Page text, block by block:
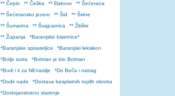
** Čepin
** Češka ** Đakovo
** Šećerana
** Šećeransko jezero
** Šid
** Širine
** Šumarina
** Švajcarnica
** Žitište
** Županja
*Baranjske bisernice*
*Baranjske spisateljice
*Baranjski leksikon
*Bolje sutra
*Bolman je bio Bolman
*Budi i ti za NEnasilje
*Do Beča i natrag
*Dodir nade
*Dostava besplatnih toplih obroka
*Dostojanstveno starenje